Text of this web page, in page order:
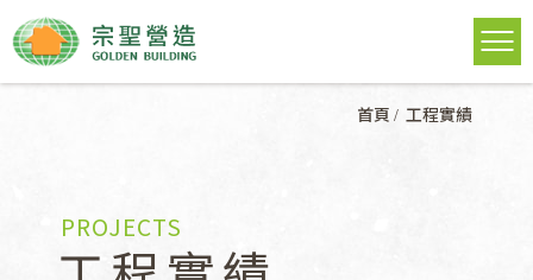
首頁 工程實績
PROJECTS